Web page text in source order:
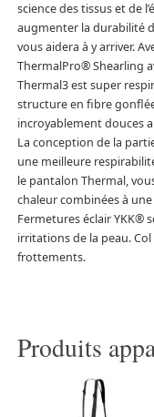
science des tissus et de
augmenter la durabilité
vous aidera à y arriver.
ThermalPro® Shearling
Thermal3 est super
structure en fibre
incroyablement douces
La conception de la
une meilleure
le pantalon Thermal,
chaleur combinées à
Fermetures éclair YKK®
irritations de la peau.
frottements.
Produits